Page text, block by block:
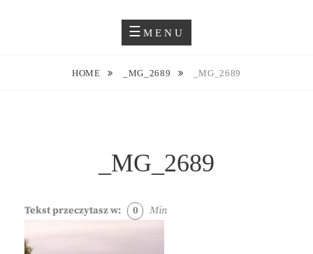
JUSTYNA EWA GROCHOWSKA
MENU
HOME _MG_2689 _MG_2689
_MG_2689
Tekst przeczytasz w: 0 Min